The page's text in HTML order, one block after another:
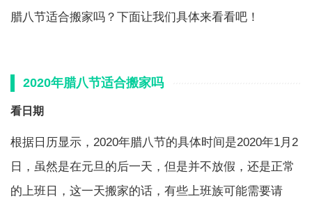
腊八节适合搬家吗？下面让我们具体来看看吧！
2020年腊八节适合搬家吗
看日期
根据日历显示，2020年腊八节的具体时间是2020年1月2
日，虽然是在元旦的后一天，但是并不放假，还是正常
的上班日，这一天搬家的话，有些上班族可能需要请